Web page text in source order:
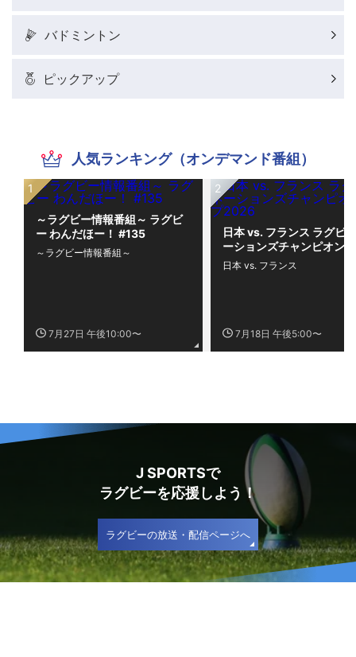
バドミントン
ピックアップ
人気ランキング（オンデマンド番組）
～ラグビー情報番組～ ラグビ
ー わんだほー！ #135
7月27日 午後10:00〜
～ラグビー情報番組～
日本 vs. フランス ラグビ
ーションズチャンピオン
プ2026
7月18日 午後5:00〜
日本 vs. フランス
J SPORTSで
ラグビーを応援しよう！
ラグビーの放送・配信ページへ